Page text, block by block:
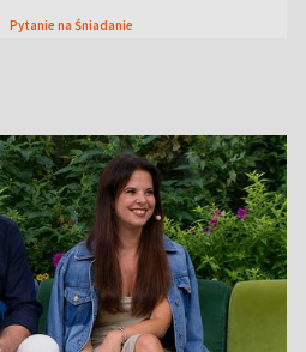
Pytanie na Śniadanie